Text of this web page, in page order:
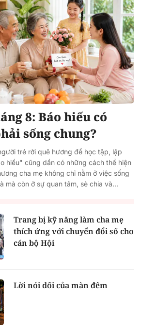
8: Báo hiếu có
sống chung?
trẻ rời quê hương để học tập, lập
hiếu" cũng dần có những cách thể hiện
cha mẹ không chỉ nằm ở việc sống
mà còn ở sự quan tâm, sẻ chia và...
Trang bị kỹ năng làm cha mẹ
thích ứng với chuyển đổi số cho
cán bộ Hội
Lời nói dối của màn đêm